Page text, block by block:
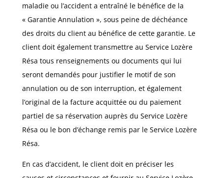
maladie ou l’accident a entraîné le bénéfice de la
« Garantie Annulation », sous peine de déchéance
des droits du client au bénéfice de cette garantie. Le
client doit également transmettre au Service Lozère
Résa tous renseignements ou documents qui lui
seront demandés pour justifier le motif de son
annulation ou de son interruption, et également
l’original de la facture acquittée ou du paiement
partiel de sa réservation auprès du Service Lozère
Résa ou le bon d’échange remis par le Service Lozère
Résa.
En cas d’accident, le client doit en préciser les